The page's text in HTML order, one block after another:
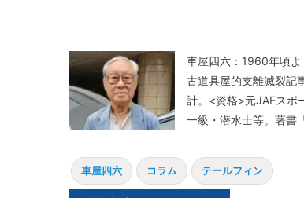
車屋四六：1960年頃
古道具屋的支離滅裂記
計。<資格>元JAFスポ
一級・潜水士等。著書
車屋四六 コラム テールフィン